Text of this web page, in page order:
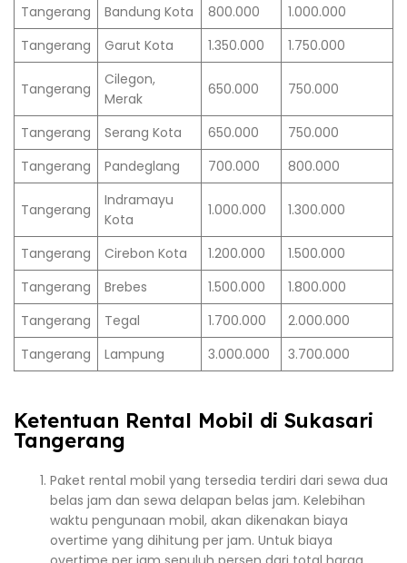
Tangerang Bandung Kota 800.000
1.000.000
Tangerang
Garut Kota 1.350.000 1.750.000
Tangerang
Cilegon,
Merak
650.000 750.000
Tangerang Serang Kota 650.000
750.000
Tangerang
Pandeglang 700.000 800.000
Tangerang
Indramayu
Kota
1.000.000 1.300.000
Tangerang Cirebon Kota 1.200.000
1.500.000
Tangerang
Brebes 1.500.000
1.800.000
Tangerang
Tegal 1.700.000
2.000.000
Tangerang
Lampung 3.000.000 3.700.000
Ketentuan Rental Mobil di Sukasari
Tangerang
Paket rental mobil yang tersedia terdiri dari sewa dua
belas jam dan sewa delapan belas jam. Kelebihan
waktu pengunaan mobil, akan dikenakan biaya
overtime yang dihitung per jam. Untuk biaya